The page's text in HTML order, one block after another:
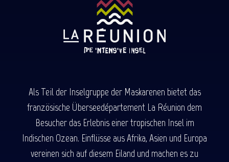
Als Teil der Inselgruppe der Maskarenen bietet das
französische Überseedépartement La Réunion dem
Besucher das Erlebnis einer tropischen Insel im
Indischen Ozean. Einflüsse aus Afrika, Asien und Europa
vereinen sich auf diesem Eiland und machen es zu